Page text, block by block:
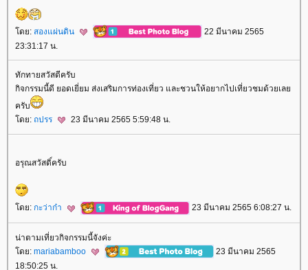
ดย: สองแผ่นดิน
22 มีนาคม 2565
23:31:17 น.
ทักทายสวัสดีครับ
กิจกรรมนี้ดี ยอดเยี่ยม ส่งเสริมการท่องเที่ยว และชวนให้อยากไปเที่ยวชมด้วยเล
ครับ
ดย: ถปรร 23 มีนาคม 2565 5:59:48 น.
อรุณสวัสดิ์ครับ
ดย: กะว่าก๋า 23 มีนาคม 2565 6:08:27 น.
น่าตามเที่ยวกิจกรรมนี้จังค่ะ
ดย: mariabamboo
23 มีนาคม 2565
18:50:25 น.